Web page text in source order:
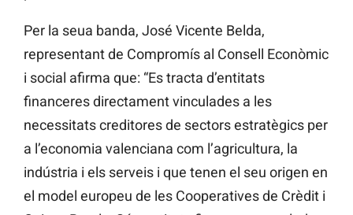
Per la seua banda, José Vicente Belda,
representant de Compromís al Consell Econòmic
i social afirma que: “Es tracta d’entitats
financeres directament vinculades a les
necessitats creditores de sectors estratègics per
a l’economia valenciana com l’agricultura, la
indústria i els serveis i que tenen el seu origen en
el model europeu de les Cooperatives de Crèdit i